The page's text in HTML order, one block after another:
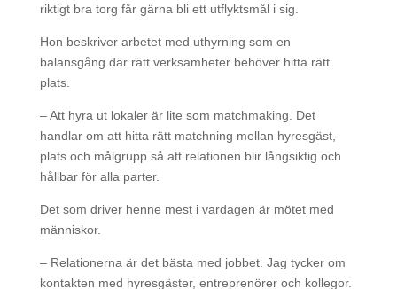
riktigt bra torg får gärna bli ett utflyktsmål i sig.
Hon beskriver arbetet med uthyrning som en
balansgång där rätt verksamheter behöver hitta rätt
plats.
– Att hyra ut lokaler är lite som matchmaking. Det
handlar om att hitta rätt matchning mellan hyresgäst,
plats och målgrupp så att relationen blir långsiktig och
hållbar för alla parter.
Det som driver henne mest i vardagen är mötet med
människor.
– Relationerna är det bästa med jobbet. Jag tycker om
kontakten med hyresgäster, entreprenörer och kollegor.